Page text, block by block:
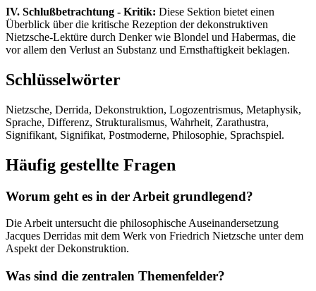
IV. Schlußbetrachtung - Kritik: Diese Sektion bietet einen
Überblick über die kritische Rezeption der dekonstruktiven
Nietzsche-Lektüre durch Denker wie Blondel und Habermas, die
vor allem den Verlust an Substanz und Ernsthaftigkeit beklagen.
Schlüsselwörter
Nietzsche, Derrida, Dekonstruktion, Logozentrismus, Metaphysik,
Sprache, Differenz, Strukturalismus, Wahrheit, Zarathustra,
Signifikant, Signifikat, Postmoderne, Philosophie, Sprachspiel.
Häufig gestellte Fragen
Worum geht es in der Arbeit grundlegend?
Die Arbeit untersucht die philosophische Auseinandersetzung
Jacques Derridas mit dem Werk von Friedrich Nietzsche unter dem
Aspekt der Dekonstruktion.
Was sind die zentralen Themenfelder?